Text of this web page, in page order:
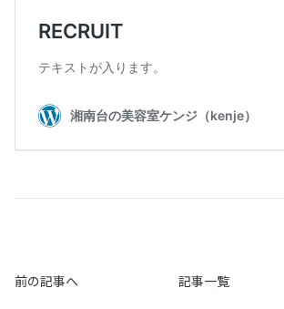
前の記事へ 記事一覧